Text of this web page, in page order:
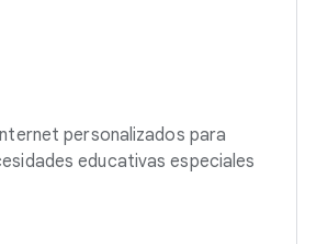
personalizados para
educativas especiales